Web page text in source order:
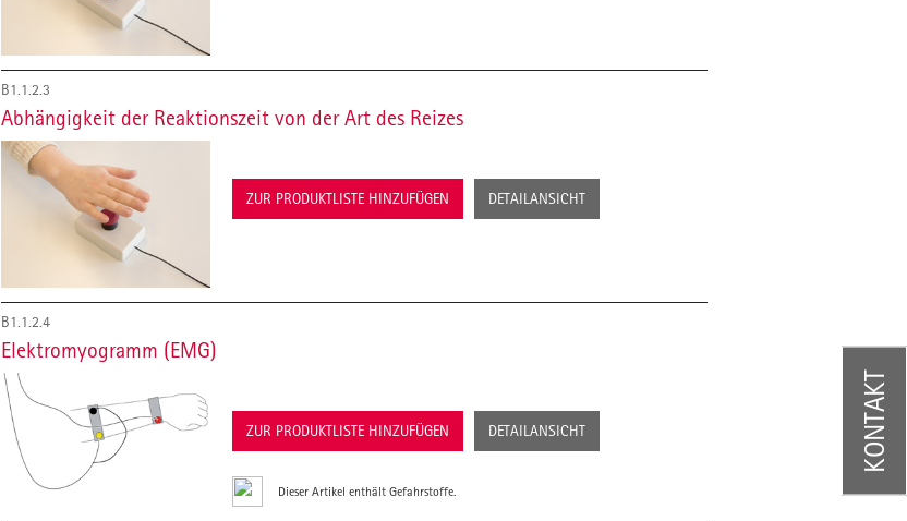
B1.1.2.3
Abhängigkeit der Reaktionszeit von der Art des Reizes
ZUR PRODUKTLISTE HINZUFÜGEN DETAILANSICHT
B1.1.2.4
Elektromyogramm (EMG)
ZUR PRODUKTLISTE HINZUFÜGEN DETAILANSICHT
Dieser Artikel enthält Gefahrstoffe.
KONTAKT